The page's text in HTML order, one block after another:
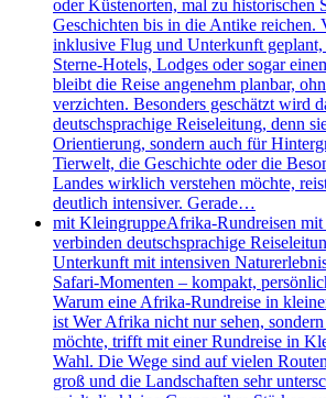
oder Küstenorten, mal zu historischen
Geschichten bis in die Antike reichen.
inklusive Flug und Unterkunft
Sterne-Hotels, Lodges oder sogar
bleibt die Reise angenehm planbar,
verzichten. Besonders geschätzt wird
deutschsprachige Reiseleitung, denn
Orientierung, sondern auch für
Tierwelt, die Geschichte oder die
Landes wirklich verstehen möchte,
deutlich intensiver. Gerade…
mit KleingruppeAfrika-Rundreisen
verbinden deutschsprachige
Unterkunft mit intensiven
Safari-Momenten – kompakt,
Warum eine Afrika-Rundreise in
ist Wer Afrika nicht nur sehen,
möchte, trifft mit einer Rundreise in
Wahl. Die Wege sind auf vielen
groß und die Landschaften sehr